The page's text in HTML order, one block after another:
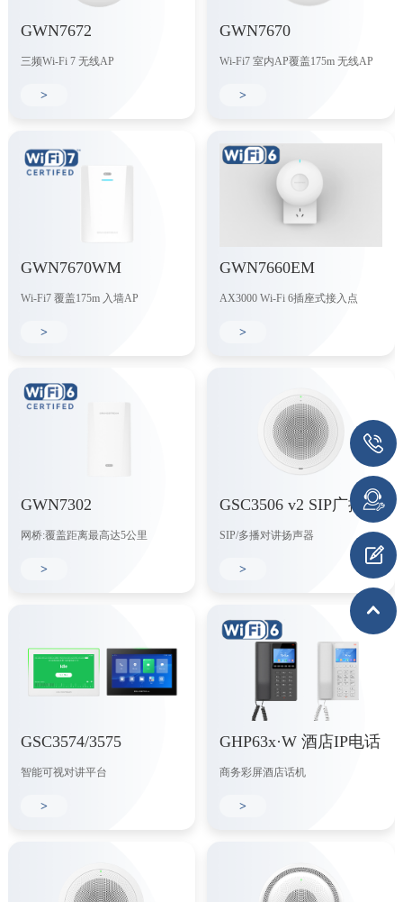
GWN7672
三频Wi-Fi 7 无线AP
>
GWN7670
Wi-Fi7 室内AP覆盖175m 无线AP
>
GWN7670WM
Wi-Fi7 覆盖175m 入墙AP
>
GWN7660EM
AX3000 Wi-Fi 6插座式接入点
>
GWN7302
网桥:覆盖距离最高达5公里
>
GSC3506 v2 SIP广播
SIP/多播对讲扬声器
>
GSC3574/3575
智能可视对讲平台
>
GHP63x·W 酒店IP电话
商务彩屏酒店话机
>